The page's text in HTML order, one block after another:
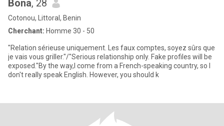
Bona, 28
Cotonou, Littoral, Benin
Cherchant: Homme 30 - 50
"Relation sérieuse uniquement. Les faux comptes, soyez sûrs que
je vais vous griller."/"Serious relationship only. Fake profiles will be
exposed."By the way,I come from a French-speaking country, so I
don't really speak English. However, you should k